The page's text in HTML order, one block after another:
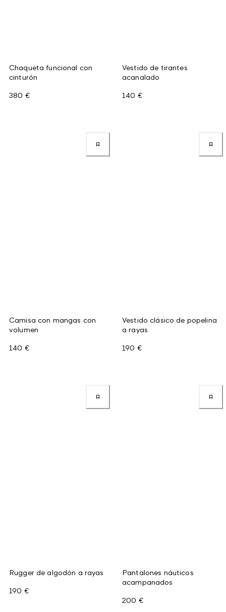
Chaqueta funcional con
cinturón
380 €
Vestido de tirantes
acanalado
140 €
Camisa con mangas con
volumen
140 €
Vestido clásico de popelina
a rayas
190 €
Rugger de algodón a rayas
190 €
Pantalones náuticos
acampanados
200 €